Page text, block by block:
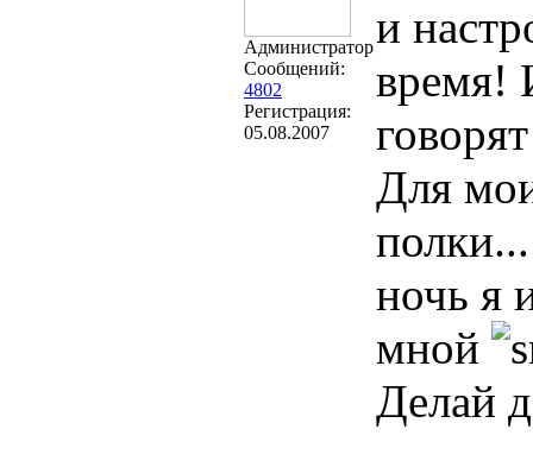
Администратор
Сообщений:
4802
Регистрация:
05.08.2007
и
время!
Для
ночь я
мной
Делай